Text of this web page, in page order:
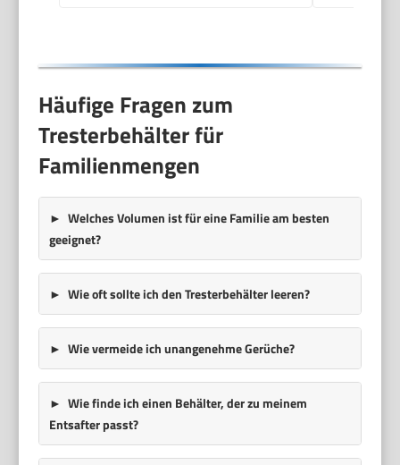
Häufige Fragen zum
Tresterbehälter für
Familienmengen
Welches Volumen ist für eine Familie am besten
geeignet?
Wie oft sollte ich den Tresterbehälter leeren?
Wie vermeide ich unangenehme Gerüche?
Wie finde ich einen Behälter, der zu meinem
Entsafter passt?